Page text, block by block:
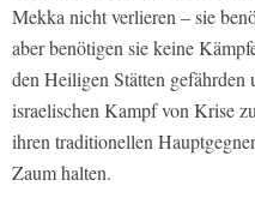
Mekka nicht verlieren – sie
aber benötigen sie keine
den Heiligen Stätten
israelischen Kampf von Krise
ihren traditionellen
Zaum halten.